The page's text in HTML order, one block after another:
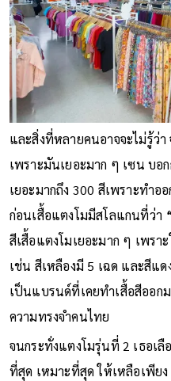
และสิ่งที่หลายคนอาจจะไม่รู้ว่
เพราะมันเยอะมาก ๆ เซน บอ
เยอะมากถึง 300 สีเพราะทำอ
ก่อนเสื้อแตงโมมีสโลแกนที่ว่า
สีเสื้อแตงโมเยอะมาก ๆ เพรา
เช่น สีเหลืองมี 5 เฉด และสีแ
เป็นแบรนด์ที่เคยทำเสื้อสีออก
ความทรงจำคนไทย
จนกระทั่งแตงโมรุ่นที่ 2 เธอเ
ที่สุด เหมาะที่สุด ให้เหลือเพีย